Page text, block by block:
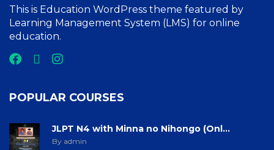
This is Education WordPress theme featured by
Learning Management System (LMS) for online
education.
POPULAR COURSES
JLPT N4 with Minna no Nihongo (Onl...
By admin